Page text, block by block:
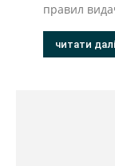
правил
читати далі